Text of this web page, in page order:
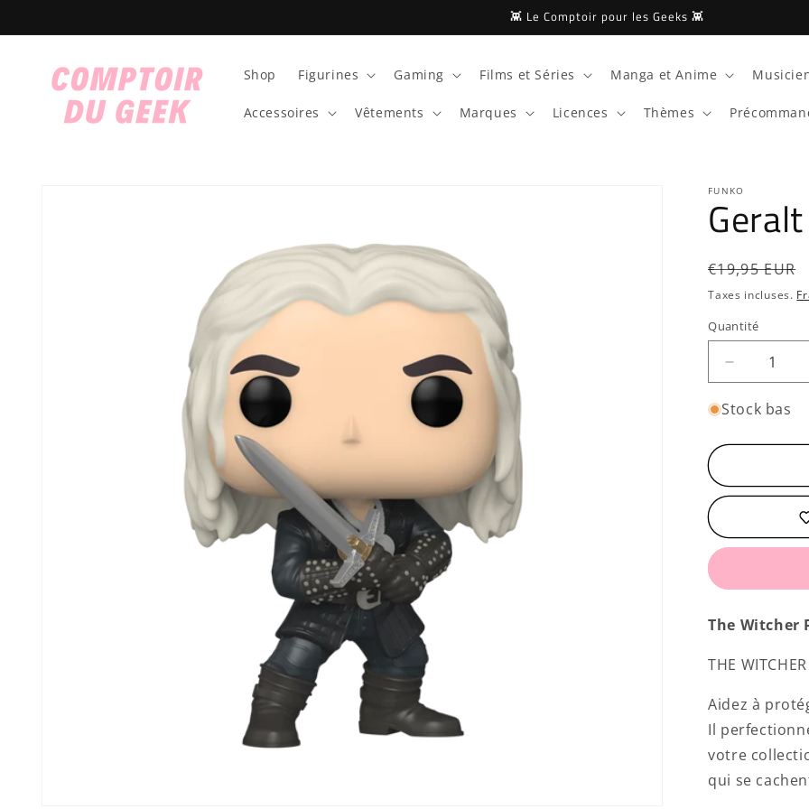
au
👾 Le Comptoir pour les Geeks 👾
Shop Figurines Gaming Films et Séries Manga et Anime
Accessoires Vêtements Marques Licences Thèmes
FUNKO
Geralt
Prix
habituel
€19,95 EUR
Taxes incluses.
Quantité
Quantité
Réduire
la
quantité
Geralt
Stock bas
The Witcher
THE
Aidez à
Il
votre
qui se